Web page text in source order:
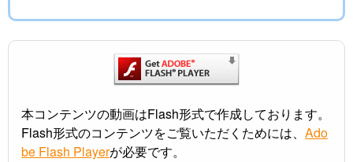
本コンテンツの動画はFlash形式で作成しております。
Flash形式のコンテンツをご覧いただくためには、 Ado
be Flash Playerが必要です。